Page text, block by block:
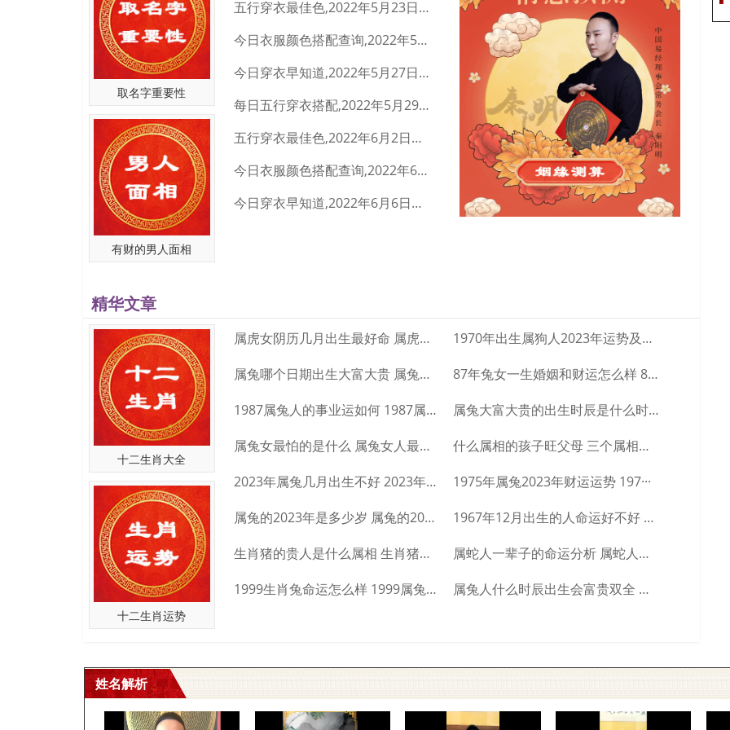
芙、姣舒、亦慧、姬忆、婕薇、静倩、娣婉、碧卿、芬青、澜采、茗滢、梦锦、南姣、妍岚、安逸、娅锦、初毓、睿滢、
妮洁、念妍、咏夏、悦蝶、疏萱、彩清、依含、忆夏、青绮、洋娣、艺语、彩雪、美婧、菡菲、诗凡、绮姣、萱宁、媛
淇、慕贝、姣缦、云娴、悦惠、慧羽、歆茗、媛佳、茜笑、碧姣、双莉、素叶、琬缨、欢易、蝶惜、萱芷、曼怜、娣毓、
若南、笑嘉、妍雅、雅婕、青曼、芙可、琬雪、文熙、云文、菡影、蕊笑、兮歆、钰佳、雅菁、滢蓉、蕾梵、蓉诗、娴
夏、彩玲、依婉、彤妙、雨姝、羽菁、琳洁、娴瑾、舒娅、缨馨、琬凝、映华、琬艺、迎易、欣宁、瑞璐、希凝、锦馨、
婵咏、菲檬、荷娜、诗琼、菡纤、婕蕊、彩玥、檬采、疏姣、卉娅、莺灵、如可、勤蓉、岚文、宛含、倩羽、娴蓓、怜
梦、薇妍、曼迎、菲可、伊娇、羽疏、琳卿、南雅、琪渟、檬倩、娣玉、菡芬、梦双、岚佩、馥姣、晓雪、缨娅、菲彩、
芬彦、芃桦、颖姣、露璐、锦馨、慕荷、淇菁、雅洁、莎琪、采娴、莎语、叶瑶。
给小孩取名大全
小孩比较好的名字精选
小孩名字
取名字重要性
有财的男人面相
五行穿衣最佳色,2022年5月23日穿什么颜色衣服好
今日衣服颜色搭配查询,2022年5月25日五行穿衣指南
今日穿衣早知道,2022年5月27日五行穿衣指南
每日五行穿衣搭配,2022年5月29日五行属性查询
五行穿衣最佳色,2022年6月2日穿什么颜色衣服好
今日衣服颜色搭配查询,2022年6月4日五行穿衣指南
今日穿衣早知道,2022年6月6日芒种五行穿衣指南
精华文章
十二生肖大全
十二生肖运势
属虎女阴历几月出生最好命 属虎的几月出生···
1970年出生属狗人2023年运势及运程···
属兔哪个日期出生大富大贵 属兔人几日出生···
87年兔女一生婚姻和财运怎么样 87年兔···
1987属兔人的事业运如何 1987属兔···
属兔大富大贵的出生时辰是什么时候 大富大···
属兔女最怕的是什么 属兔女人最怕什么
什么属相的孩子旺父母 三个属相的孩子旺父···
2023年属兔几月出生不好 2023年属···
1975年属兔2023年财运运势 197···
属兔的2023年是多少岁 属兔的2023···
1967年12月出生的人命运好不好 19···
生肖猪的贵人是什么属相 生肖猪一生的贵人···
属蛇人一辈子的命运分析 属蛇人一生命运如···
1999生肖兔命运怎么样 1999属兔人···
属兔人什么时辰出生会富贵双全 属兔人富贵···
姓名解析